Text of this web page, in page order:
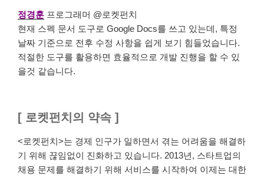
정경훈 프로그래머 @로켓펀치
현재 스펙 문서 도구로 Google Docs를 쓰고 있는데, 특정
날짜 기준으로 전후 수정 사항을 쉽게 보기 힘들었습니다.
적절한 도구를 활용하면 효율적으로 개발 진행을 할 수 있
을것 같습니다.
[ 로켓펀치의 약속 ]
<로켓펀치>는 경제 인구가 일하면서 겪는 어려움을 해결하
기 위해 끊임없이 진화하고 있습니다. 2013년, 스타트업의
채용 문제를 해결하기 위해 서비스를 시작하여 이제는 대한